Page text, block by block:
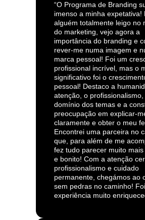
“O Programa de Branding
imenso a minha expetativa!
alguém totalmente leigo no
do marketing, vejo agora a
importância do branding e
rever-me numa imagem e
marca pessoal! Foi um
profissional incrível, mas o
significativo foi o
pessoal! Destaco a
atenção, o profissionalismo,
domínio dos temas e a
preocupação em explicar-
claramente e obter o meu
Encontrei uma parceira no
que, para além de me
fez tudo parecer muito mais
e bonito! Com a atenção
profissionalismo e cuidado
permanente, chegámos ao
sem pedras no caminho!
experiência muito